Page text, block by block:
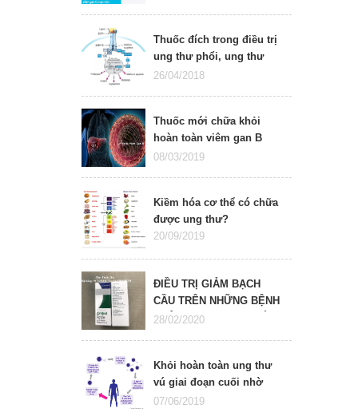
Thuốc đích trong điều trị
ung thư phổi, ung thư
gan, bước đột phá trong
26/04/2018
Thuốc mới chữa khỏi
hoàn toàn viêm gan B
mạn tính
08/03/2019
Kiềm hóa cơ thể có chữa
được ung thư?
20/09/2019
ĐIỀU TRỊ GIẢM BẠCH
CẦU TRÊN NHỮNG BỆNH
NHÂN ĐANG ĐƯỢC HÓA
28/02/2020
Khỏi hoàn toàn ung thư
vú giai đoạn cuối nhờ
liệu pháp Tế bào T (T-cell
07/06/2019